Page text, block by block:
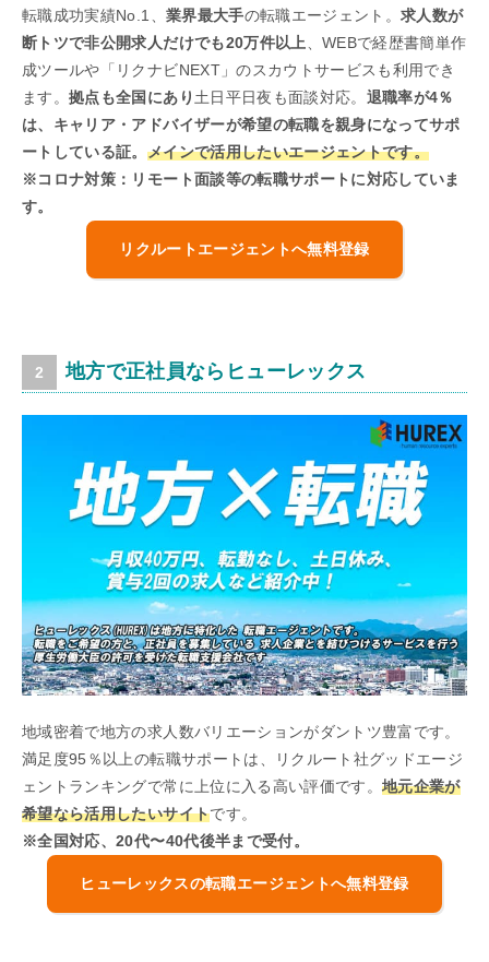
転職成功実績No.1、 業界最大手の転職エージェント。求人数が
断トツで非公開求人だけでも20万件以上
、WEBで経歴書簡単作
成ツールや「リクナビNEXT」のスカウトサービスも利用でき
ます。拠点も全国にあり 土日平日夜も面談対応。 退職率が4％
は、キャリア・アドバイザーが希望の転職を親身になってサポ
ートしている証。 メインで活用したいエージェントです。
※コロナ対策：リモート面談等の転職サポートに対応していま
す。
リクルートエージェントへ無料登録
地方で正社員ならヒューレックス
地域密着で地方の求人数バリエーションがダントツ豊富です。
満足度95％以上の転職サポートは、リクルート社グッドエージ
ェントランキングで常に上位に入る高い評価です。地元企業が
希望なら活用したいサイトです。
※全国対応、20代〜40代後半まで受付。
ヒューレックスの転職エージェントへ無料登録